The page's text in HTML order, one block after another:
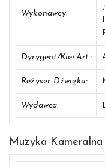
Wykonawcy:
Dyrygent/Kier.art.:
Reżyser Dźwięku:
Wydawca:
Muzyka Kameralna